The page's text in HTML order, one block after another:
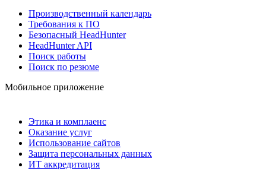
Производственный календарь
Требования к ПО
Безопасный HeadHunter
HeadHunter API
Поиск работы
Поиск по резюме
Мобильное приложение
Этика и комплаенс
Оказание услуг
Использование сайтов
Защита персональных данных
ИТ аккредитация